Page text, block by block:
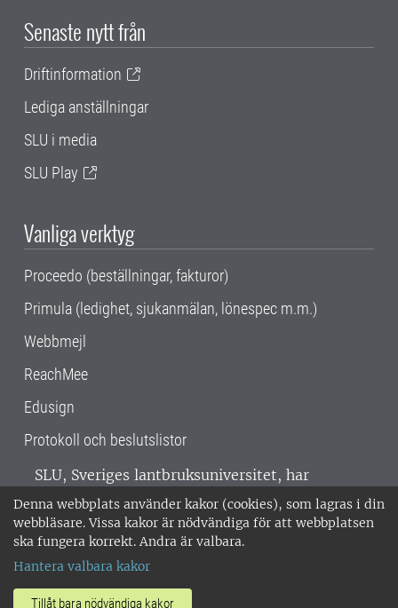
Denna webbplats använder kakor (cookies), som lagras i din
webbläsare. Vissa kakor är nödvändiga för att webbplatsen
ska fungera korrekt. Andra är valbara.
Hantera valbara kakor
Tillåt bara nödvändiga kakor
Senaste nytt från
Driftinformation
Lediga anställningar
SLU i media
SLU Play
Vanliga verktyg
Proceedo (beställningar, fakturor)
Primula (ledighet, sjukanmälan, lönespec m.m.)
Webbmejl
ReachMee
Edusign
Protokoll och beslutslistor
SLU, Sveriges lantbruksuniversitet, har
verksamhet över hela Sverige. Huvudorter är
Alnarp, Uppsala och Umeå.SLU är
miljöcertifierat enligt ISO 14001. •
018-67 10 00 • Org nr: 202100-2817 •
Om SLU:s webbplatser